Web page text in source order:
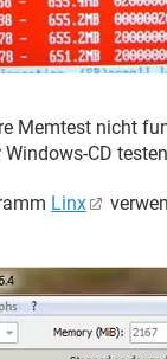
Memtest nicht
CD
Linx